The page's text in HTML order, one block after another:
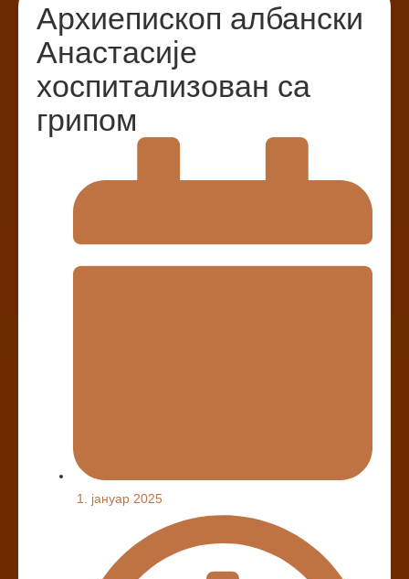
Архиепископ албански
Анастасије
хоспитализован са
грипом
1. јануар 2025